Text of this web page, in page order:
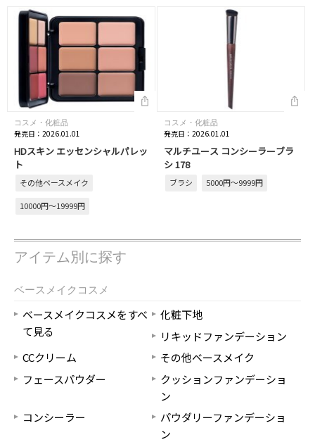
コスメ・化粧品
発売日：2026.01.01
HDスキン エッセンシャルパレッ
ト
その他ベースメイク
10000円～19999円
コスメ・化粧品
発売日：2026.01.01
マルチユース コンシーラーブラ
シ 178
ブラシ 5000円～9999円
アイテム別に探す
ベースメイクコスメ
ベースメイクコスメをすべ
て見る
化粧下地
リキッドファンデーション
CCクリーム
その他ベースメイク
フェースパウダー
クッションファンデーショ
ン
コンシーラー
パウダリーファンデーショ
ン